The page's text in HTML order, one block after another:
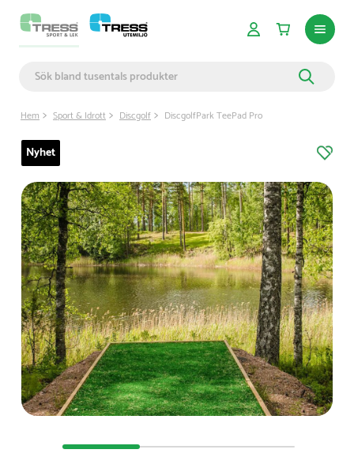
Hem Sport & Idrott Discgolf DiscgolfPark TeePad Pro
Nyhet